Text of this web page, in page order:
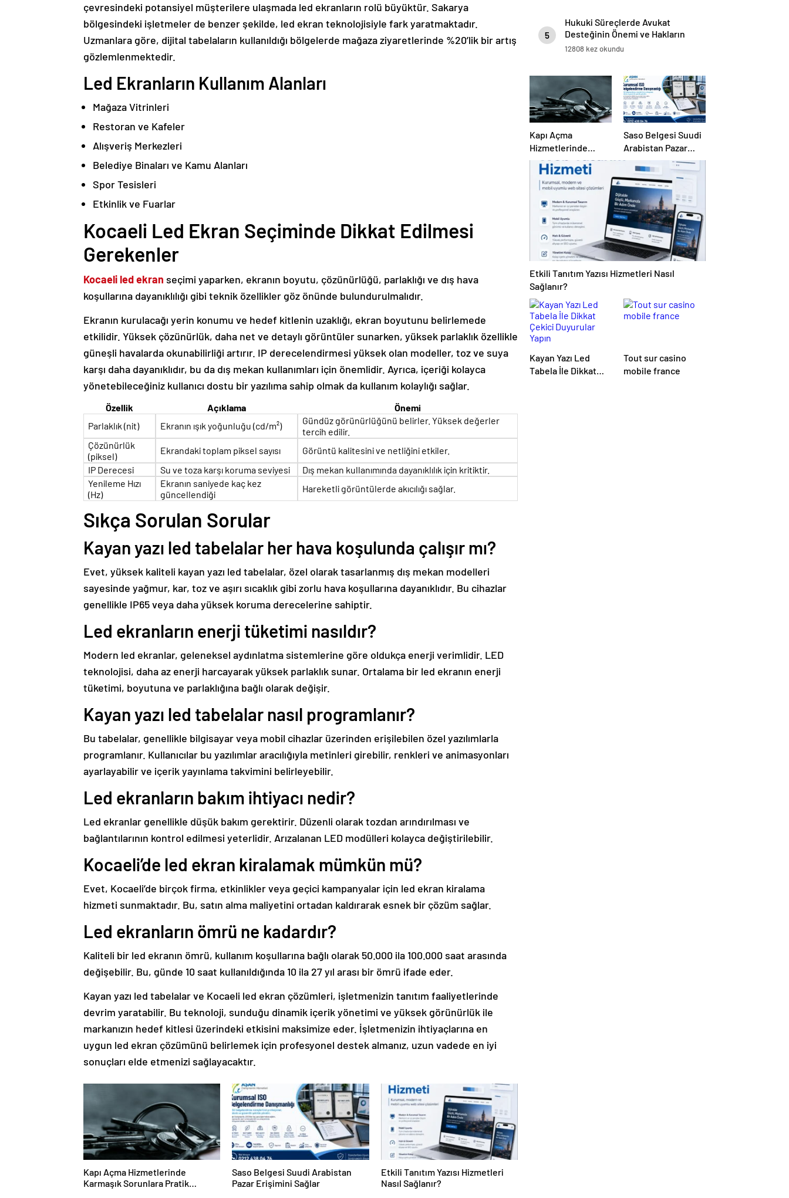
çevresindeki potansiyel müşterilere ulaşmada led ekranların rolü büyüktür. Sakarya
bölgesindeki işletmeler de benzer şekilde, led ekran teknolojisiyle fark yaratmaktadır.
Uzmanlara göre, dijital tabelaların kullanıldığı bölgelerde mağaza ziyaretlerinde %20’lik bir artış
gözlemlenmektedir.
Led Ekranların Kullanım Alanları
Mağaza Vitrinleri
Restoran ve Kafeler
Alışveriş Merkezleri
Belediye Binaları ve Kamu Alanları
Spor Tesisleri
Etkinlik ve Fuarlar
Kocaeli Led Ekran Seçiminde Dikkat Edilmesi
Gerekenler
Kocaeli led ekran seçimi yaparken, ekranın boyutu, çözünürlüğü, parlaklığı ve dış hava
koşullarına dayanıklılığı gibi teknik özellikler göz önünde bulundurulmalıdır.
Ekranın kurulacağı yerin konumu ve hedef kitlenin uzaklığı, ekran boyutunu belirlemede
etkilidir. Yüksek çözünürlük, daha net ve detaylı görüntüler sunarken, yüksek parlaklık özellikle
güneşli havalarda okunabilirliği artırır. IP derecelendirmesi yüksek olan modeller, toz ve suya
karşı daha dayanıklıdır, bu da dış mekan kullanımları için önemlidir. Ayrıca, içeriği kolayca
yönetebileceğiniz kullanıcı dostu bir yazılıma sahip olmak da kullanım kolaylığı sağlar.
Özellik Açıklama
Önemi
Parlaklık (nit)
Ekranın ışık yoğunluğu (cd/m²)
Gündüz görünürlüğünü belirler. Yüksek değerler
tercih edilir.
Çözünürlük
(piksel)
Ekrandaki toplam piksel sayısı
Görüntü kalitesini ve netliğini etkiler.
IP Derecesi
Su ve toza karşı koruma seviyesi
Dış mekan kullanımında dayanıklılık için kritiktir.
Yenileme Hızı
(Hz)
Ekranın saniyede kaç kez
güncellendiği
Hareketli görüntülerde akıcılığı sağlar.
Sıkça Sorulan Sorular
Kayan yazı led tabelalar her hava koşulunda çalışır mı?
Evet, yüksek kaliteli kayan yazı led tabelalar, özel olarak tasarlanmış dış mekan modelleri
sayesinde yağmur, kar, toz ve aşırı sıcaklık gibi zorlu hava koşullarına dayanıklıdır. Bu cihazlar
genellikle IP65 veya daha yüksek koruma derecelerine sahiptir.
Led ekranların enerji tüketimi nasıldır?
Modern led ekranlar, geleneksel aydınlatma sistemlerine göre oldukça enerji verimlidir. LED
teknolojisi, daha az enerji harcayarak yüksek parlaklık sunar. Ortalama bir led ekranın enerji
tüketimi, boyutuna ve parlaklığına bağlı olarak değişir.
Kayan yazı led tabelalar nasıl programlanır?
Bu tabelalar, genellikle bilgisayar veya mobil cihazlar üzerinden erişilebilen özel yazılımlarla
programlanır. Kullanıcılar bu yazılımlar aracılığıyla metinleri girebilir, renkleri ve animasyonları
ayarlayabilir ve içerik yayınlama takvimini belirleyebilir.
Led ekranların bakım ihtiyacı nedir?
Led ekranlar genellikle düşük bakım gerektirir. Düzenli olarak tozdan arındırılması ve
bağlantılarının kontrol edilmesi yeterlidir. Arızalanan LED modülleri kolayca değiştirilebilir.
Kocaeli’de led ekran kiralamak mümkün mü?
Evet, Kocaeli’de birçok firma, etkinlikler veya geçici kampanyalar için led ekran kiralama
hizmeti sunmaktadır. Bu, satın alma maliyetini ortadan kaldırarak esnek bir çözüm sağlar.
Led ekranların ömrü ne kadardır?
Kaliteli bir led ekranın ömrü, kullanım koşullarına bağlı olarak 50.000 ila 100.000 saat arasında
değişebilir. Bu, günde 10 saat kullanıldığında 10 ila 27 yıl arası bir ömrü ifade eder.
Kayan yazı led tabelalar ve Kocaeli led ekran çözümleri, işletmenizin tanıtım faaliyetlerinde
devrim yaratabilir. Bu teknoloji, sunduğu dinamik içerik yönetimi ve yüksek görünürlük ile
markanızın hedef kitlesi üzerindeki etkisini maksimize eder. İşletmenizin ihtiyaçlarına en
uygun led ekran çözümünü belirlemek için profesyonel destek almanız, uzun vadede en iyi
sonuçları elde etmenizi sağlayacaktır.
Kapı Açma Hizmetlerinde
Karmaşık Sorunlara Pratik
Saso Belgesi Suudi Arabistan
Pazar Erişimini Sağlar
Etkili Tanıtım Yazısı Hizmetleri
Nasıl Sağlanır?
5
Hukuki Süreçlerde Avukat
Desteğinin Önemi ve Hakların
Korunması
12808 kez okundu
Kapı Açma
Hizmetlerinde
Karmaşık Sorunlara
Pratik Çözümler
Saso Belgesi Suudi
Arabistan Pazar
Erişimini Sağlar
Etkili Tanıtım Yazısı Hizmetleri Nasıl
Sağlanır?
Kayan Yazı Led
Tabela İle Dikkat
Tout sur casino
mobile france